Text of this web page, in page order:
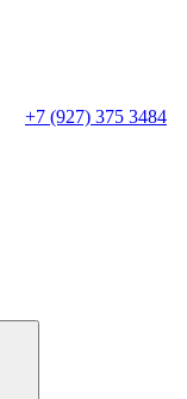
+7 (927) 375 3484